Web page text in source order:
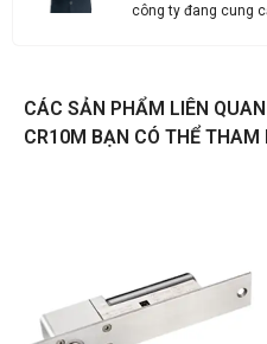
công ty đang cung
CÁC SẢN PHẨM LIÊN
CR10M BẠN CÓ THỂ THAM
Anh Chị